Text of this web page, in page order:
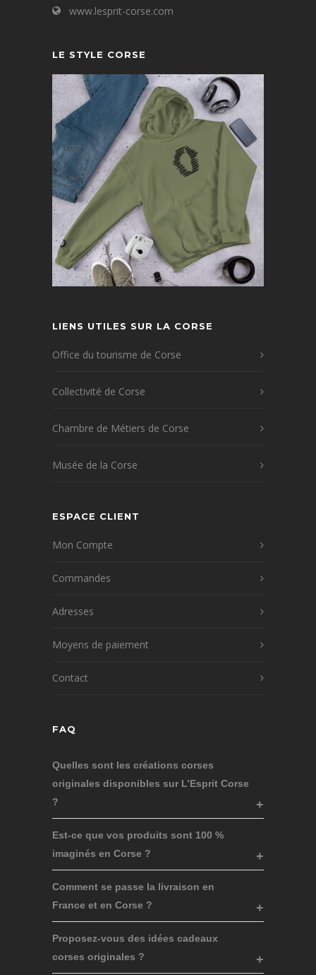
www.lesprit-corse.com
LE STYLE CORSE
LIENS UTILES SUR LA CORSE
Office du tourisme de Corse
Collectivité de Corse
Chambre de Métiers de Corse
Musée de la Corse
ESPACE CLIENT
Mon Compte
Commandes
Adresses
Moyens de paiement
Contact
FAQ
Quelles sont les créations corses
originales disponibles sur L’Esprit Corse
?
Est-ce que vos produits sont 100 %
imaginés en Corse ?
Comment se passe la livraison en
France et en Corse ?
Proposez-vous des idées cadeaux
corses originales ?